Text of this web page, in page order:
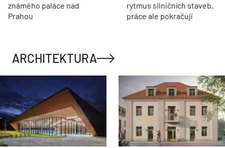
známého paláce nad
Prahou
rytmus silničních staveb,
práce ale pokračují
ARCHITEKTURA